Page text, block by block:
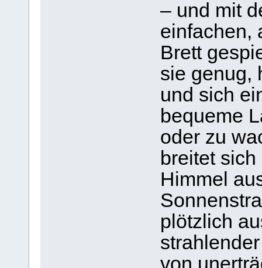
– und mit
einfachen,
Brett
sie genug,
und sich
bequeme
oder zu
breitet
Himmel
plötzlich